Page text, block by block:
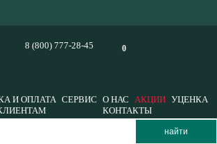
0
8 (800) 777-28-45
И ОПЛАТА СЕРВИС О НАС АКЦИИ УЦЕНКА
КОНТАКТЫ